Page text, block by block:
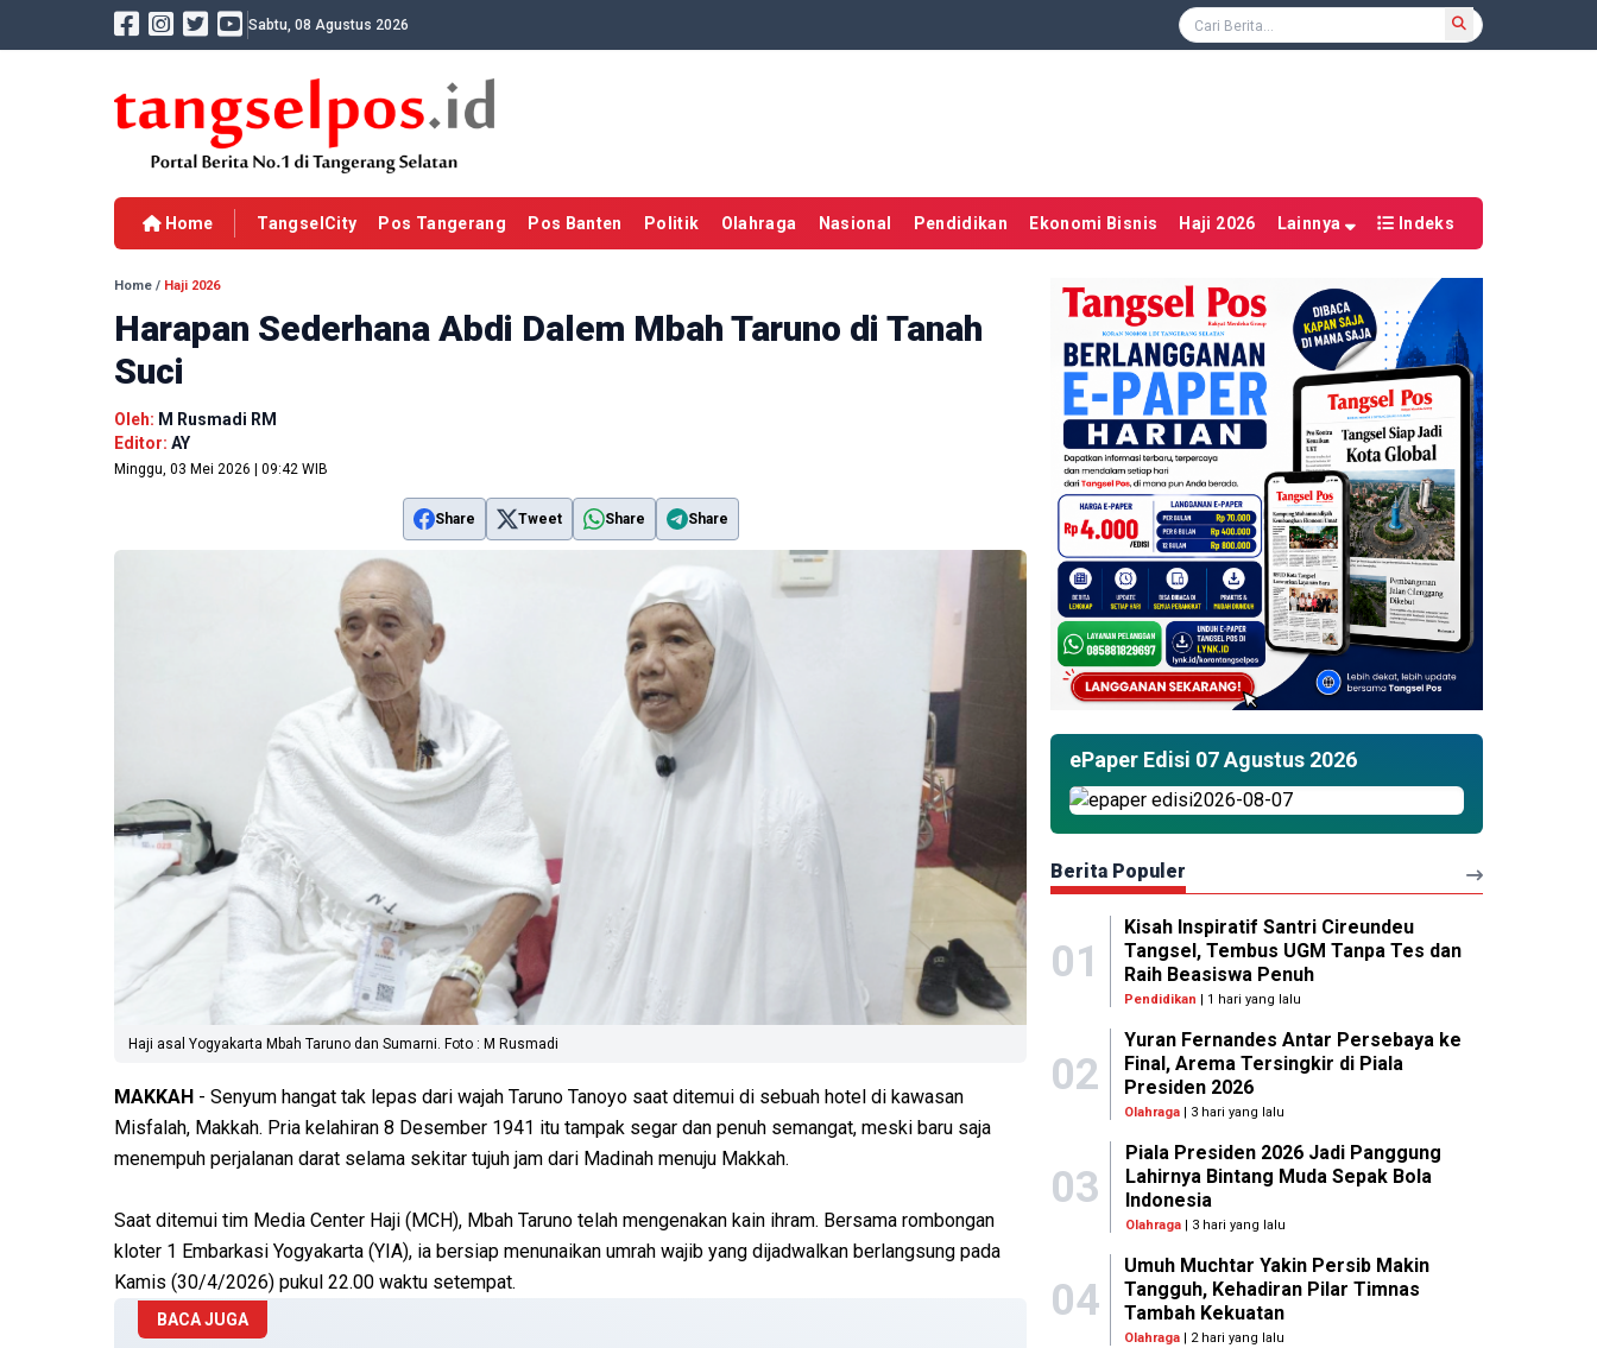
Sabtu, 08 Agustus 2026
Home TangselCity Pos Tangerang Pos Banten Politik Olahraga Nasional Pendidikan Ekonomi Bisnis Haji 2026 Lainnya Indeks
Home / Haji 2026
Harapan Sederhana Abdi Dalem Mbah Taruno di Tanah
Suci
Oleh: M Rusmadi RM
Editor: AY
Minggu, 03 Mei 2026 | 09:42 WIB
Share Tweet Share Share
Haji asal Yogyakarta Mbah Taruno dan Sumarni. Foto : M Rusmadi
MAKKAH - Senyum hangat tak lepas dari wajah Taruno Tanoyo saat ditemui di sebuah hotel di kawasan
Misfalah, Makkah. Pria kelahiran 8 Desember 1941 itu tampak segar dan penuh semangat, meski baru saja
menempuh perjalanan darat selama sekitar tujuh jam dari Madinah menuju Makkah.
Saat ditemui tim Media Center Haji (MCH), Mbah Taruno telah mengenakan kain ihram. Bersama rombongan
kloter 1 Embarkasi Yogyakarta (YIA), ia bersiap menunaikan umrah wajib yang dijadwalkan berlangsung pada
Kamis (30/4/2026) pukul 22.00 waktu setempat.
BACA JUGA
ePaper Edisi 07 Agustus 2026
Berita Populer
01
Kisah Inspiratif Santri Cireundeu
Tangsel, Tembus UGM Tanpa Tes dan
Raih Beasiswa Penuh
Pendidikan | 1 hari yang lalu
02
Yuran Fernandes Antar Persebaya ke
Final, Arema Tersingkir di Piala
Presiden 2026
Olahraga | 3 hari yang lalu
03
Piala Presiden 2026 Jadi Panggung
Lahirnya Bintang Muda Sepak Bola
Indonesia
Olahraga| 3 hari yang lalu
04
Umuh Muchtar Yakin Persib Makin
Tangguh, Kehadiran Pilar Timnas
Tambah Kekuatan
Olahraga | 2 hari yang lalu